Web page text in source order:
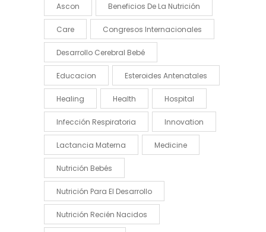
Ascon Beneficios De La Nutrición
Care Congresos Internacionales
Desarrollo Cerebral Bebé
Educacion Esteroides Antenatales
Healing Health Hospital
Infección Respiratoria Innovation
Lactancia Materna Medicine
Nutrición Bebés
Nutrición Para El Desarrollo
Nutrición Recién Nacidos